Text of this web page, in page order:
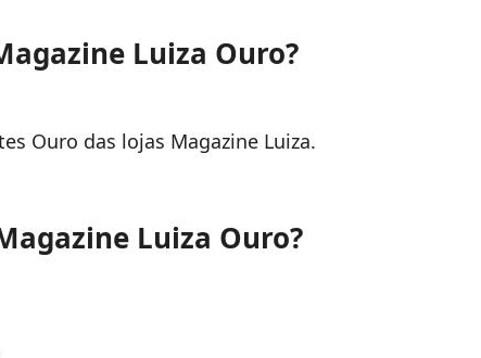
Luiza Ouro?
Ouro das lojas Magazine Luiza.
Luiza Ouro?